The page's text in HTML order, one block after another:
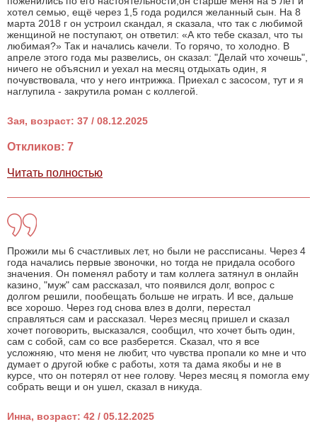
хотел семью, ещё через 1,5 года родился желанный сын. На 8
марта 2018 г он устроил скандал, я сказала, что так с любимой
женщиной не поступают, он ответил: «А кто тебе сказал, что ты
любимая?» Так и начались качели. То горячо, то холодно. В
апреле этого года мы развелись, он сказал: "Делай что хочешь",
ничего не объяснил и уехал на месяц отдыхать один, я
почувствовала, что у него интрижка. Приехал с засосом, тут и я
наглупила - закрутила роман с коллегой.
Зая, возраст: 37 / 08.12.2025
Откликов: 7
Читать полностью
Прожили мы 6 счастливых лет, но были не рассписаны. Через 4
года начались первые звоночки, но тогда не придала особого
значения. Он поменял работу и там коллега затянул в онлайн
казино, "муж" сам рассказал, что появился долг, вопрос с
долгом решили, пообещать больше не играть. И все, дальше
все хорошо. Через год снова влез в долги, перестал
справляться сам и рассказал. Через месяц пришел и сказал
хочет поговорить, высказался, сообщил, что хочет быть один,
сам с собой, сам со все разберется. Сказал, что я все
усложняю, что меня не любит, что чувства пропали ко мне и что
думает о другой юбке с работы, хотя та дама якобы и не в
курсе, что он потерял от нее голову. Через месяц я помогла ему
собрать вещи и он ушел, сказал в никуда.
Инна, возраст: 42 / 05.12.2025